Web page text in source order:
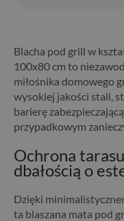
Blacha pod grill w
100x80 cm to
miłośnika domowego
wysokiej jakości stali,
barierę
przypadkowym
Ochrona
dbałością o
Dzięki
ta blaszana mata pod